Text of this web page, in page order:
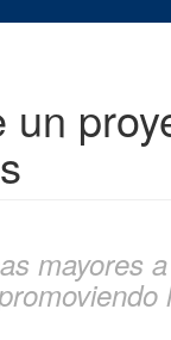
un
mayores